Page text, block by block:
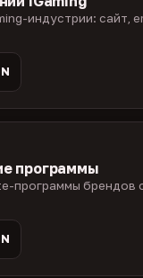
индустрии: сайт,
программы
программы брендов